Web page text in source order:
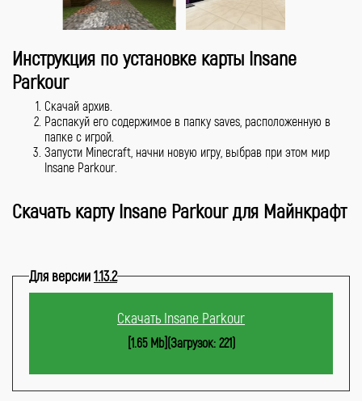
Инструкция по установке карты Insane
Parkour
Скачай архив.
Распакуй его содержимое в папку saves, расположенную в
папке с игрой.
Запусти Minecraft, начни новую игру, выбрав при этом мир
Insane Parkour.
Скачать карту Insane Parkour для Майнкрафт
Для версии1.13.2
Скачать Insane Parkour
[1.65 Mb](Загрузок: 221)